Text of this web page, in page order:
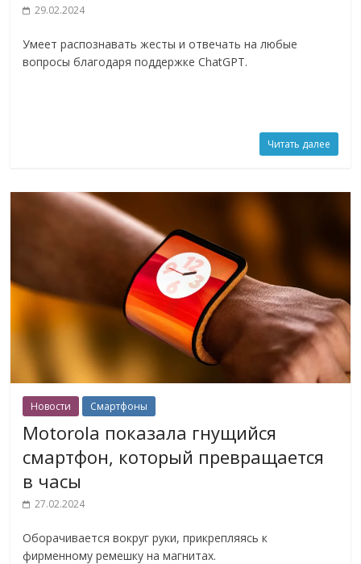
29.02.2024
Умеет распознавать жесты и отвечать на любые
вопросы благодаря поддержке ChatGPT.
Читать далее
Новости Смартфоны
Motorola показала гнущийся
смартфон, который превращается
в часы
27.02.2024
Оборачивается вокруг руки, прикрепляясь к
фирменному ремешку на магнитах.